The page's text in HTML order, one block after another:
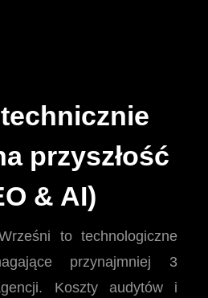
przyszłość
& AI)
to technologiczne
przynajmniej 3
Koszty audytów i